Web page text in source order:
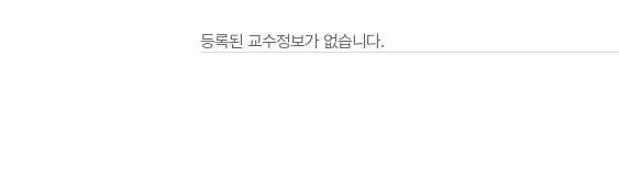
등록된 교수정보가 없습니다.